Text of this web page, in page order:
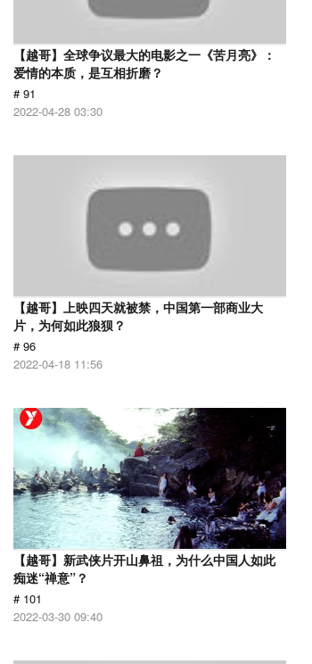
【越哥】全球争议最大的电影之一《苦月亮》：
爱情的本质，是互相折磨？
# 91
2022-04-28 03:30
【越哥】上映四天就被禁，中国第一部商业大
片，为何如此狼狈？
# 96
2022-04-18 11:56
【越哥】新武侠片开山鼻祖，为什么中国人如此
痴迷“禅意”？
# 101
2022-03-30 09:40